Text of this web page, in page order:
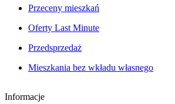
Przeceny mieszkań
Oferty Last Minute
Przedsprzedaż
Mieszkania bez wkładu własnego
Informacje